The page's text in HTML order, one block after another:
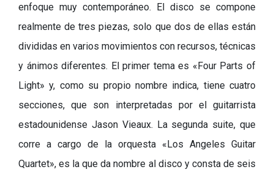
enfoque muy contemporáneo. El disco se compone
realmente de tres piezas, solo que dos de ellas están
divididas en varios movimientos con recursos, técnicas
y ánimos diferentes. El primer tema es «Four Parts of
Light» y, como su propio nombre indica, tiene cuatro
secciones, que son interpretadas por el guitarrista
estadounidense Jason Vieaux. La segunda suite, que
corre a cargo de la orquesta «Los Angeles Guitar
Quartet», es la que da nombre al disco y consta de seis